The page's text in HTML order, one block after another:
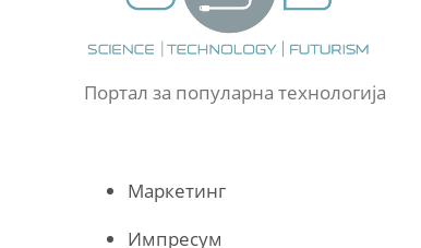
Портал за популарна технологија
Маркетинг
Импресум